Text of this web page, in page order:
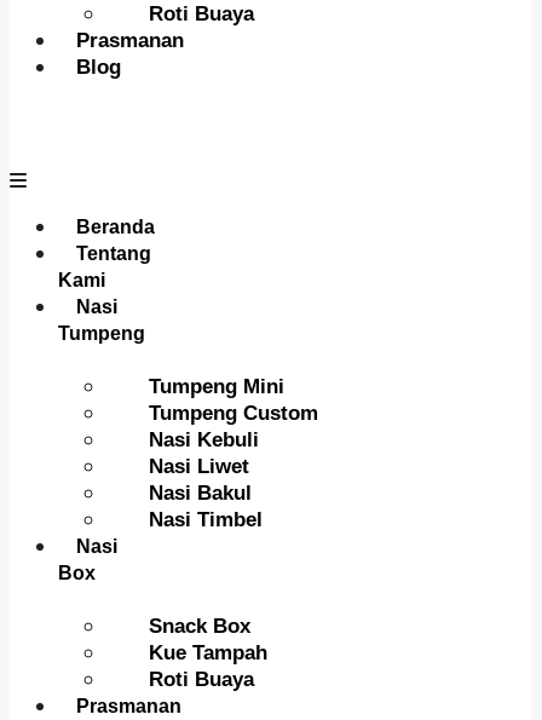
Roti Buaya
Prasmanan
Blog
Menu
Beranda
Tentang
Kami
Nasi
Tumpeng
Tumpeng Mini
Tumpeng Custom
Nasi Kebuli
Nasi Liwet
Nasi Bakul
Nasi Timbel
Nasi
Box
Snack Box
Kue Tampah
Roti Buaya
Prasmanan